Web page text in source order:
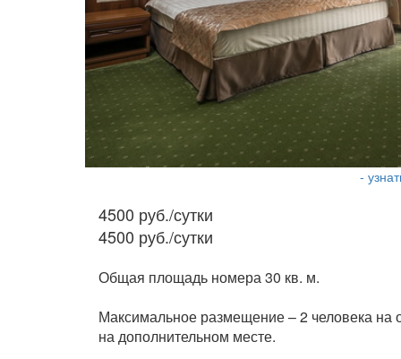
-
4500 руб./сутки
4500 руб./сутки
Общая площадь номера 30 кв. м.
Максимальное размещение – 2 человека на
на дополнительном месте.